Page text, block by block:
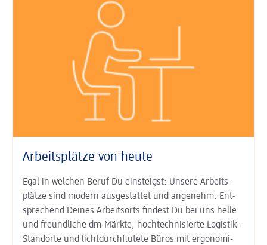
Arbeitsplätze von heute
Egal in welchen Beruf Du einsteigst: Unsere Arbeits­
plätze sind modern aus­gestattet und angenehm. Ent­
sprechend Deines Arbeits­orts findest Du bei uns helle
und freund­liche dm-Märkte, hoch­technisierte Logistik-
Standorte und licht­durchflutete Büros mit ergo­nomi­